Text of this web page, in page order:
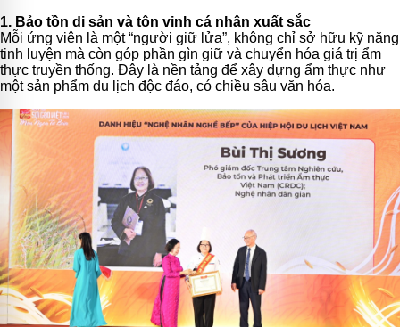
1. Bảo tồn di sản và tôn vinh cá nhân xuất sắc
Mỗi ứng viên là một “người giữ lửa”, không chỉ sở hữu kỹ năng
tinh luyện mà còn góp phần gìn giữ và chuyển hóa giá trị ẩm
thực truyền thống. Đây là nền tảng để xây dựng ẩm thực như
một sản phẩm du lịch độc đáo, có chiều sâu văn hóa.